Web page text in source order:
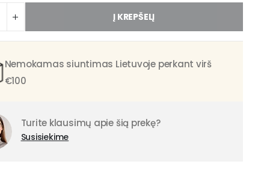
Į KREPŠELĮ
Nemokamas siuntimas Lietuvoje perkant virš
€100
Turite klausimų apie šią prekę?
Susisiekime